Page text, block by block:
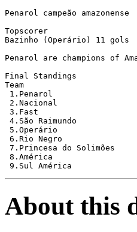
Penarol campeão amazonense
Topscorer
Bazinho (Operário) 11 gols
Penarol are champions of
Final Standings
Team
1.Penarol
2.Nacional
3.Fast
4.São Raimundo
5.Operário
6.Rio Negro
7.Princesa do Solimões
8.América
About this